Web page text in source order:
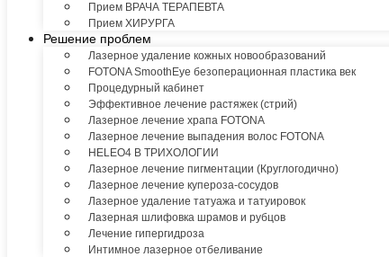
Прием ВРАЧА ТЕРАПЕВТА
Прием ХИРУРГА
Решение проблем
Лазерное удаление кожных новообразований
FOTONA SmoothEye безоперационная пластика век
Процедурный кабинет
Эффективное лечение растяжек (стрий)
Лазерное лечение храпа FOTONA
Лазерное лечение выпадения волос FOTONA
HELEO4 В ТРИХОЛОГИИ
Лазерное лечение пигментации (Круглогодично)
Лазерное лечение купероза-сосудов
Лазерное удаление татуажа и татуировок
Лазерная шлифовка шрамов и рубцов
Лечение гипергидроза
Интимное лазерное отбеливание